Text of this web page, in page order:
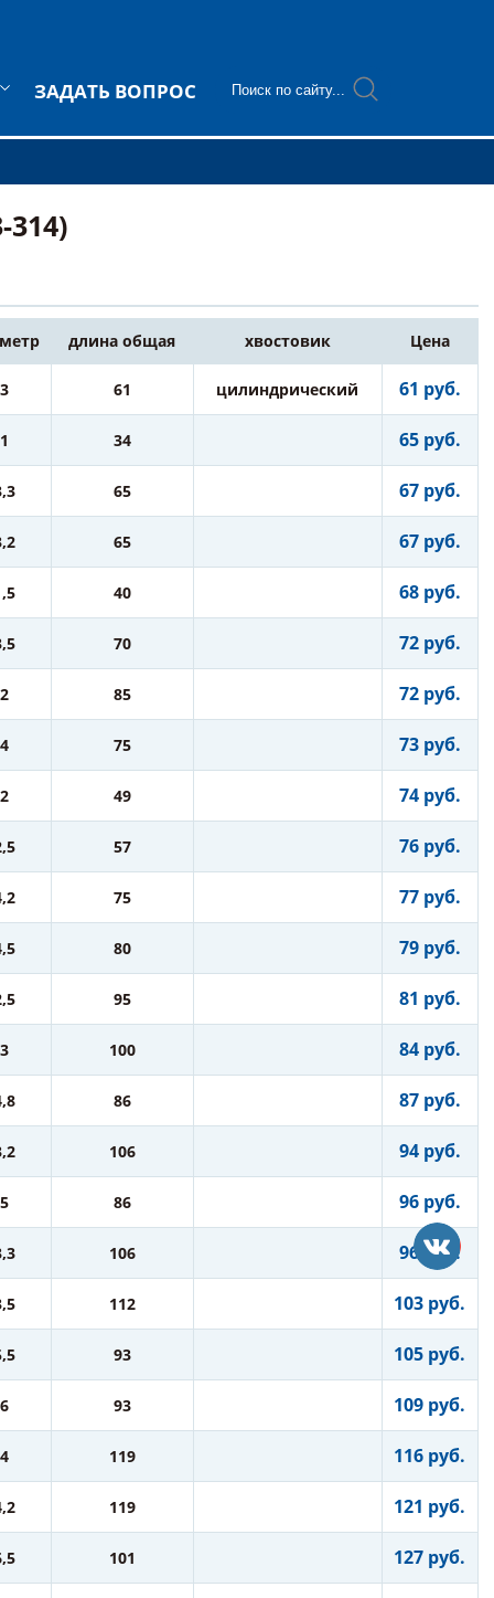
ЗАДАТЬ ВОПРОС
длина общая хвостовик Цена
3 61 цилиндрический 61 руб.
1 34 65 руб.
65 67 руб.
65 67 руб.
40 68 руб.
70 72 руб.
2 85 72 руб.
4 75 73 руб.
2 49 74 руб.
57 76 руб.
75 77 руб.
80 79 руб.
95 81 руб.
3 100 84 руб.
86 87 руб.
106 94 руб.
5 86 96 руб.
106 96 руб.
112 103 руб.
93 105 руб.
6 93 109 руб.
4 119 116 руб.
119 121 руб.
101 127 руб.